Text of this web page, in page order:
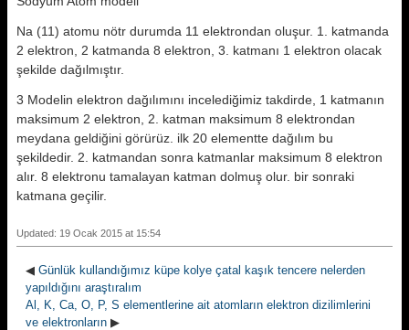
Na (11) atomu nötr durumda 11 elektrondan oluşur. 1. katmanda
2 elektron, 2 katmanda 8 elektron, 3. katmanı 1 elektron olacak
şekilde dağılmıştır.
3 Modelin elektron dağılımını incelediğimiz takdirde, 1 katmanın
maksimum 2 elektron, 2. katman maksimum 8 elektrondan
meydana geldiğini görürüz. ilk 20 elementte dağılım bu
şekildedir. 2. katmandan sonra katmanlar maksimum 8 elektron
alır. 8 elektronu tamalayan katman dolmuş olur. bir sonraki
katmana geçilir.
Updated: 19 Ocak 2015 at 15:54
◀ Günlük kullandığımız küpe kolye çatal kaşık tencere nelerden
yapıldığını araştıralım
Al, K, Ca, O, P, S elementlerine ait atomların elektron dizilimlerini
ve elektronların ▶